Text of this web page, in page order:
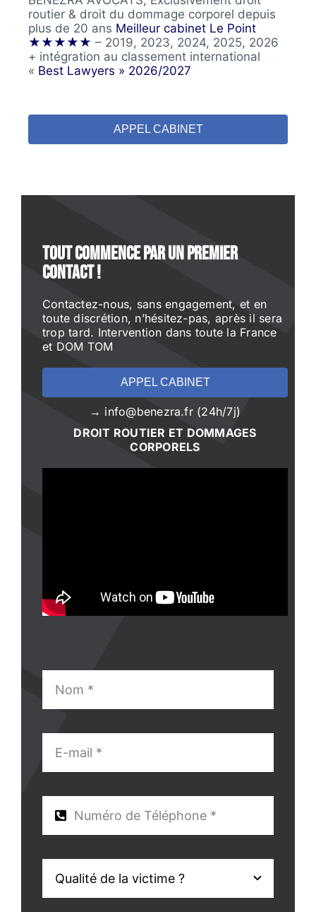
routier & droit du dommage corporel depuis
plus de 20 ans Meilleur cabinet Le Point
★★★★★ – 2019, 2023, 2024, 2025, 2026
+ intégration au classement international
« Best Lawyers » 2026/2027
APPEL CABINET
Tout commence par un premier
contact !
Contactez-nous, sans engagement, et en
toute discrétion, n’hésitez-pas, après il sera
trop tard. Intervention dans toute la France
et DOM TOM
APPEL CABINET
→ info@benezra.fr (24h/7j)
DROIT ROUTIER ET DOMMAGES
CORPORELS